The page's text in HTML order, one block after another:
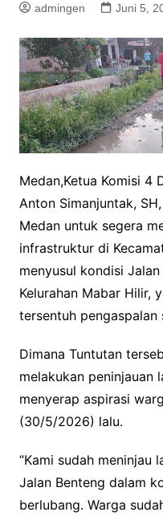
admingen Juni 5,
Medan,Ketua Komisi 4
Anton Simanjuntak,
Medan untuk segera
infrastruktur di
menyusul kondisi
Kelurahan Mabar Hilir,
tersentuh pengaspalan
Dimana Tuntutan
melakukan peninjauan
menyerap aspirasi
(30/5/2026) lalu.
“Kami sudah meninjau
Jalan Benteng dalam
berlubang. Warga